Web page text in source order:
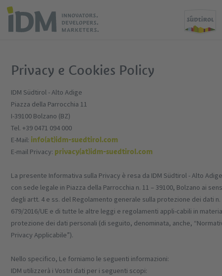
Privacy e Cookies Policy
IDM Südtirol - Alto Adige
Piazza della Parrocchia 11
I-39100 Bolzano (BZ)
Tel. +39 0471 094 000
E-Mail: info(at)idm-suedtirol.com
E-mail Privacy: privacy(at)idm-suedtirol.com
La presente Informativa sulla Privacy è resa da IDM Südtirol - Alto
con sede legale in Piazza della Parrocchia n. 11 – 39100, Bolzano ai
degli artt. 4 e ss. del Regolamento generale sulla protezione dei dati n.
679/2016/UE e di tutte le altre leggi e regolamenti appli-cabili in
protezione dei dati personali (di seguito, denominata, anche,
Privacy Applicabile”).
Nello specifico, Le forniamo le seguenti informazioni:
IDM utilizzerà i Vostri dati per i seguenti scopi: